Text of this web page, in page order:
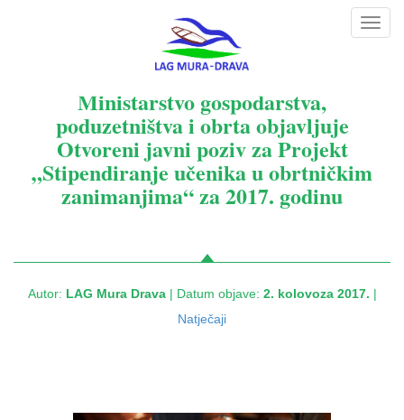
Ministarstvo gospodarstva,
poduzetništva i obrta objavljuje
Otvoreni javni poziv za Projekt
„Stipendiranje učenika u obrtničkim
zanimanjima“ za 2017. godinu
Autor: LAG Mura Drava| Datum objave: 2. kolovoza 2017. |
Natječaji